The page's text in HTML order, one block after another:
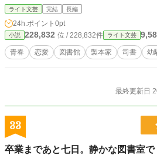
各々の夢に向かって突き進む。 でも、僕らの約束がもたら
本家を志す奈津美先輩の、さ
ライト文芸 完結 長編
24h.ポイント 0pt
小説 228,832 位 / 228,832件 ライト文芸
青春 恋愛 図書館 製本家 司書 幼
最終更新日
33
卒業まであと七日。静かな図書室